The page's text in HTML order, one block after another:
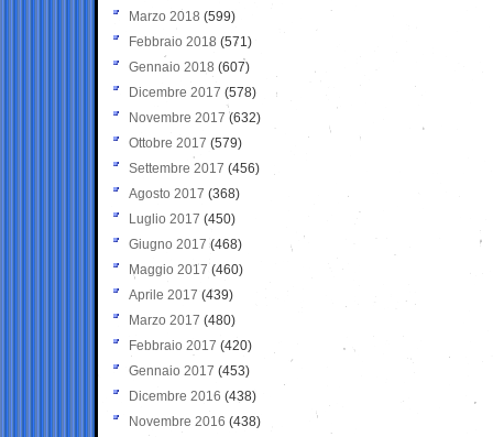
Marzo 2018 (599)
Febbraio 2018 (571)
Gennaio 2018 (607)
Dicembre 2017 (578)
Novembre 2017 (632)
Ottobre 2017 (579)
Settembre 2017 (456)
Agosto 2017 (368)
Luglio 2017 (450)
Giugno 2017 (468)
Maggio 2017 (460)
Aprile 2017 (439)
Marzo 2017 (480)
Febbraio 2017 (420)
Gennaio 2017 (453)
Dicembre 2016 (438)
Novembre 2016 (438)